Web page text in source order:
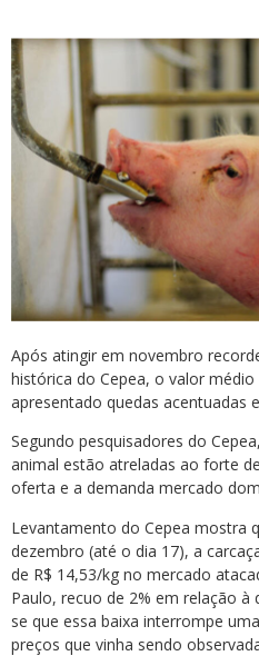
Após atingir em novembro
histórica do Cepea, o valor
apresentado quedas acentuadas
Segundo pesquisadores do
animal estão atreladas ao forte
oferta e a demanda mercado
Levantamento do Cepea mostra
dezembro (até o dia 17), a
de R$ 14,53/kg no mercado
Paulo, recuo de 2% em relação à
se que essa baixa interrompe
preços que vinha sendo